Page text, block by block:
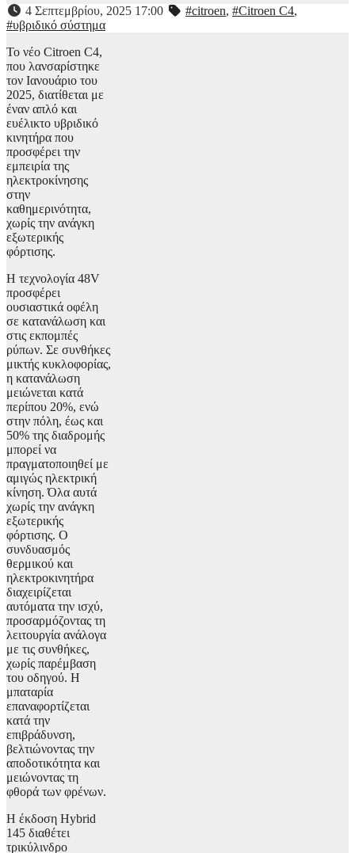
4 Σεπτεμβρίου, 2025 17:00 #citroen, #Citroen C4,
#υβριδικό σύστημα
Το νέο Citroen C4,
που λανσαρίστηκε
τον Ιανουάριο του
2025, διατίθεται με
έναν απλό και
ευέλικτο υβριδικό
κινητήρα που
προσφέρει την
εμπειρία της
ηλεκτροκίνησης
στην
καθημερινότητα,
χωρίς την ανάγκη
εξωτερικής
φόρτισης.
Η τεχνολογία 48V
προσφέρει
ουσιαστικά οφέλη
σε κατανάλωση και
στις εκπομπές
ρύπων. Σε συνθήκες
μικτής κυκλοφορίας,
η κατανάλωση
μειώνεται κατά
περίπου 20%, ενώ
στην πόλη, έως και
50% της διαδρομής
μπορεί να
πραγματοποιηθεί με
αμιγώς ηλεκτρική
κίνηση. Όλα αυτά
χωρίς την ανάγκη
εξωτερικής
φόρτισης. Ο
συνδυασμός
θερμικού και
ηλεκτροκινητήρα
διαχειρίζεται
αυτόματα την ισχύ,
προσαρμόζοντας τη
λειτουργία ανάλογα
με τις συνθήκες,
χωρίς παρέμβαση
του οδηγού. Η
μπαταρία
επαναφορτίζεται
κατά την
επιβράδυνση,
βελτιώνοντας την
αποδοτικότητα και
μειώνοντας τη
φθορά των φρένων.
Η έκδοση Hybrid
145 διαθέτει
τρικύλινδρο